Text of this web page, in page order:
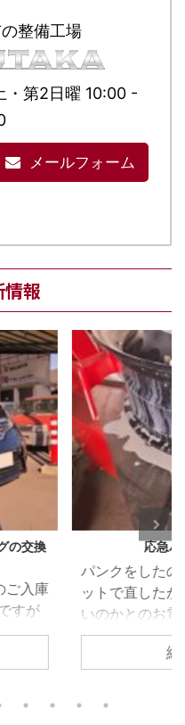
整備工場
・第2日曜 10:00 -
メールフォーム
報
の後は
のパンク修理キ
ま乗り続けて良
ました。 車載
くまでも応急
ク修理箇所の
ました。 昨今
VW
VW
受け
れた
れて
でし